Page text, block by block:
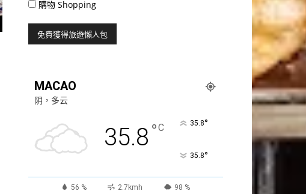
購物 Shopping
MACAO
阴，多云
35.8 °C 35.8°
35.8°
56 % 2.7kmh 98 %